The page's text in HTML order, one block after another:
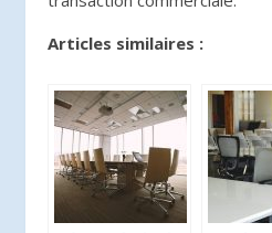
Articles similaires :